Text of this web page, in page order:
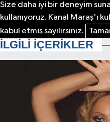
Size daha iyi bir deneyim
kullanıyoruz. Kanal Maraş'ı
kabul etmiş sayılırsınız.